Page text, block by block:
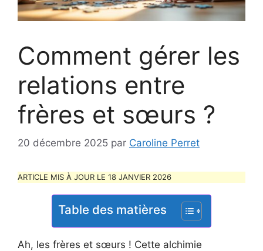
Comment gérer les
relations entre
frères et sœurs ?
20 décembre 2025 par Caroline Perret
ARTICLE MIS À JOUR LE 18 JANVIER 2026
Table des matières
Ah, les frères et sœurs ! Cette alchimie